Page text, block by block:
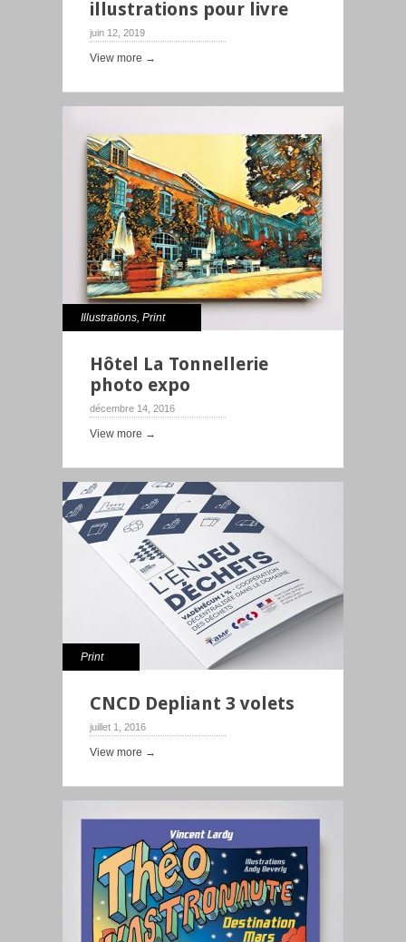
illustrations pour livre
juin 12, 2019
View more →
Illustrations, Print
Hôtel La Tonnellerie
photo expo
décembre 14, 2016
View more →
Print
CNCD Depliant 3 volets
juillet 1, 2016
View more →